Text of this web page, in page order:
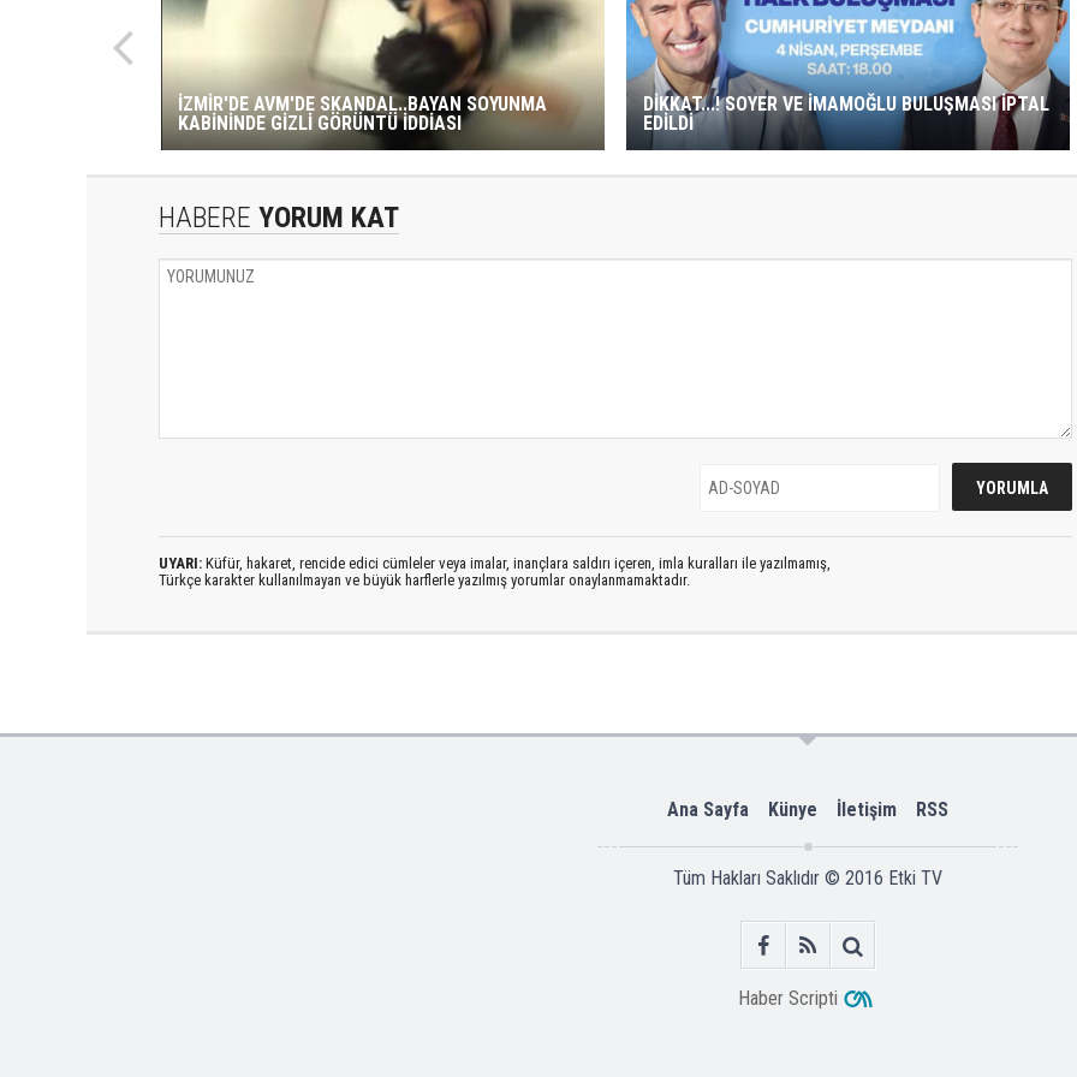
İZMİR'DE AVM'DE SKANDAL..BAYAN SOYUNMA
KABİNİNDE GİZLİ GÖRÜNTÜ İDDİASI
DİKKAT...! SOYER VE İMAMOĞLU BULUŞMASI İPTAL
EDİLDİ
HABERE YORUM KAT
UYARI: Küfür, hakaret, rencide edici cümleler veya imalar, inançlara saldırı içeren, imla kuralları ile yazılmamış,
Türkçe karakter kullanılmayan ve büyük harflerle yazılmış yorumlar onaylanmamaktadır.
Ana Sayfa Künye İletişim RSS
Tüm Hakları Saklıdır © 2016 Etki TV
Haber Scripti